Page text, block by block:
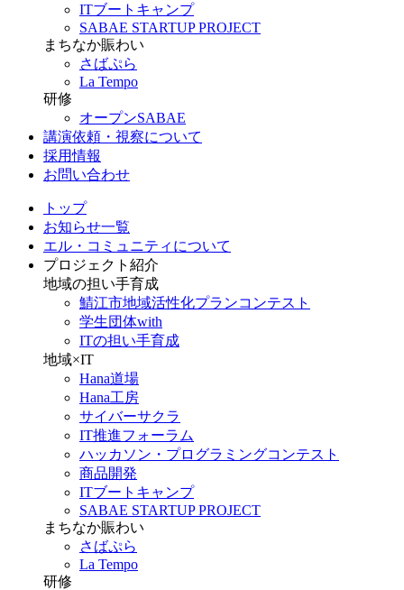
ITブートキャンプ
SABAE STARTUP PROJECT
まちなか賑わい
さばぷら
La Tempo
研修
オープンSABAE
講演依頼・視察について
採用情報
お問い合わせ
トップ
お知らせ一覧
エル・コミュニティについて
プロジェクト紹介
地域の担い手育成
鯖江市地域活性化プランコンテスト
学生団体with
ITの担い手育成
地域×IT
Hana道場
Hana工房
サイバーサクラ
IT推進フォーラム
ハッカソン・プログラミングコンテスト
商品開発
ITブートキャンプ
SABAE STARTUP PROJECT
まちなか賑わい
さばぷら
La Tempo
研修